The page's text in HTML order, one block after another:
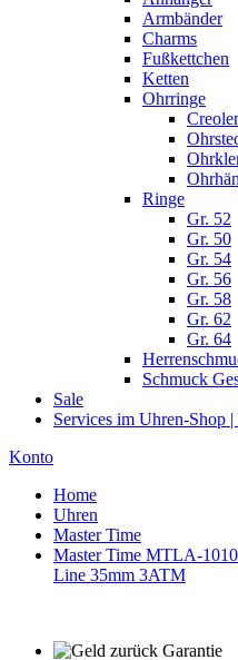
Armbänder
Charms
Fußkettchen
Ketten
Ohrringe
Ringe
Gr. 52
Gr. 50
Gr. 54
Gr. 56
Gr. 58
Gr. 62
Gr. 64
Schmuck
Sale
Services im Uhren-Shop
Konto
Home
Uhren
Master Time
Master Time MTLA-
Line 35mm 3ATM